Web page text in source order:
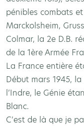
pénibles combats
Marckolsheim,
Colmar, la 2e D.B.
de la 1ère Armée
La France entière
Début mars 1945,
l’Indre, le Génie
Blanc.
C’est de là que je